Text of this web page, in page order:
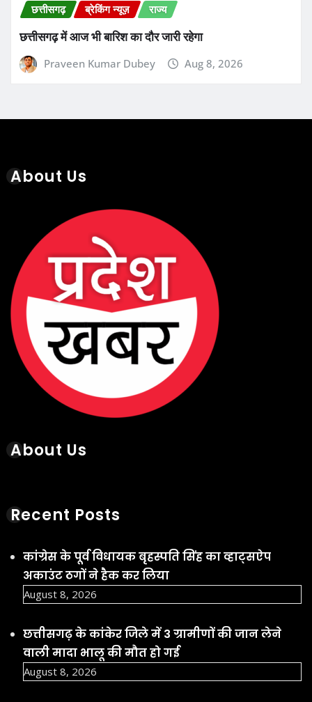
छत्तीसगढ़ ब्रेकिंग न्यूज़ राज्य
छत्तीसगढ़ में आज भी बारिश का दौर जारी रहेगा
Praveen Kumar Dubey Aug 8, 2026
About Us
About Us
Recent Posts
कांग्रेस के पूर्व विधायक बृहस्पति सिंह का व्हाट्सऐप
अकाउंट ठगों ने हैक कर लिया
August 8, 2026
छत्तीसगढ़ के कांकेर जिले में 3 ग्रामीणों की जान लेने
वाली मादा भालू की मौत हो गई
August 8, 2026